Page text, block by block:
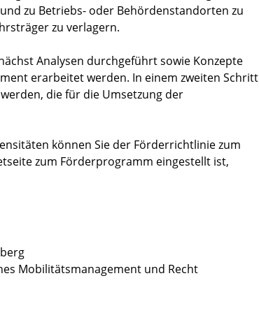
zu Betriebs- oder Behördenstandorten zu
zu verlagern.
Analysen durchgeführt sowie Konzepte
erarbeitet werden. In einem zweiten Schritt
die für die Umsetzung der
können Sie der Förderrichtlinie zum
zum Förderprogramm eingestellt ist,
Mobilitätsmanagement und Recht